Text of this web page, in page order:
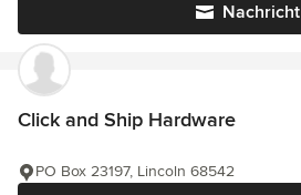
Nachricht
Click and Ship Hardware
PO Box 23197, Lincoln 68542